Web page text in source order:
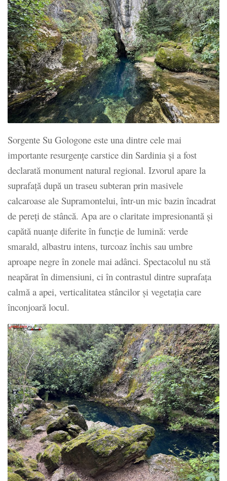
Sorgente Su Gologone este una dintre cele mai
importante resurgențe carstice din Sardinia și a fost
declarată monument natural regional. Izvorul apare la
suprafață după un traseu subteran prin masivele
calcaroase ale Supramontelui, într-un mic bazin încadrat
de pereți de stâncă. Apa are o claritate impresionantă și
capătă nuanțe diferite în funcție de lumină: verde
smarald, albastru intens, turcoaz închis sau umbre
aproape negre în zonele mai adânci. Spectacolul nu stă
neapărat în dimensiuni, ci în contrastul dintre suprafața
calmă a apei, verticalitatea stâncilor și vegetația care
înconjoară locul.